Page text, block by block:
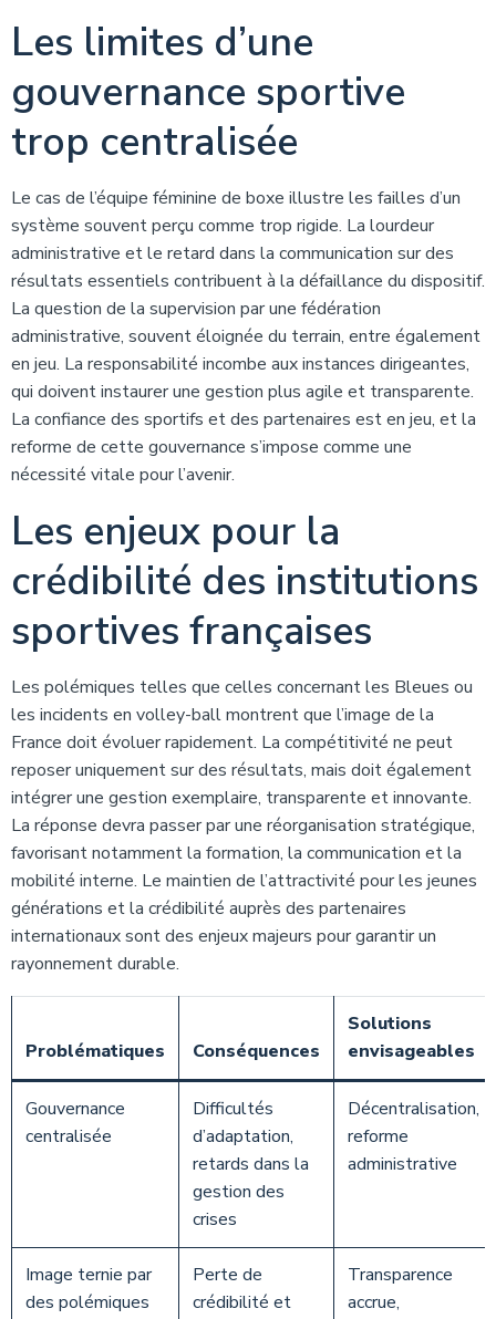
Les limites d’une
gouvernance sportive
trop centralisée
Le cas de l’équipe féminine de boxe illustre les failles d’un
système souvent perçu comme trop rigide. La lourdeur
administrative et le retard dans la communication sur des
résultats essentiels contribuent à la défaillance du dispositif.
La question de la supervision par une fédération
administrative, souvent éloignée du terrain, entre également
en jeu. La responsabilité incombe aux instances dirigeantes,
qui doivent instaurer une gestion plus agile et transparente.
La confiance des sportifs et des partenaires est en jeu, et la
reforme de cette gouvernance s’impose comme une
nécessité vitale pour l’avenir.
Les enjeux pour la
crédibilité des institutions
sportives françaises
Les polémiques telles que celles concernant les Bleues ou
les incidents en volley-ball montrent que l’image de la
France doit évoluer rapidement. La compétitivité ne peut
reposer uniquement sur des résultats, mais doit également
intégrer une gestion exemplaire, transparente et innovante.
La réponse devra passer par une réorganisation stratégique,
favorisant notamment la formation, la communication et la
mobilité interne. Le maintien de l’attractivité pour les jeunes
générations et la crédibilité auprès des partenaires
internationaux sont des enjeux majeurs pour garantir un
rayonnement durable.
Problématiques Conséquences
Solutions
envisageables
Gouvernance
centralisée
Difficultés
d’adaptation,
retards dans la
gestion des
crises
Décentralisation,
reforme
administrative
Image ternie par
des polémiques
Perte de
crédibilité et
Transparence
accrue,